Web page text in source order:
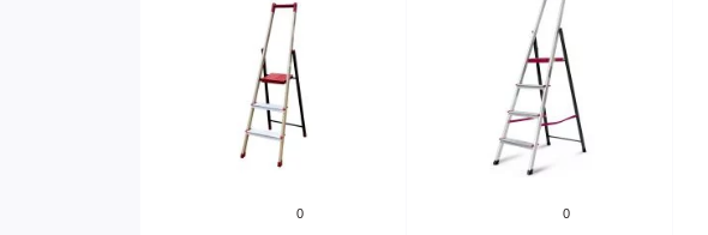
0 0